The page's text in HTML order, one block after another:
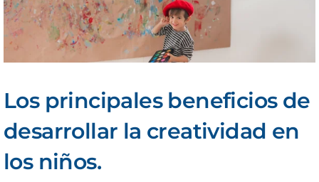
Los principales beneficios de
desarrollar la creatividad en
los niños.